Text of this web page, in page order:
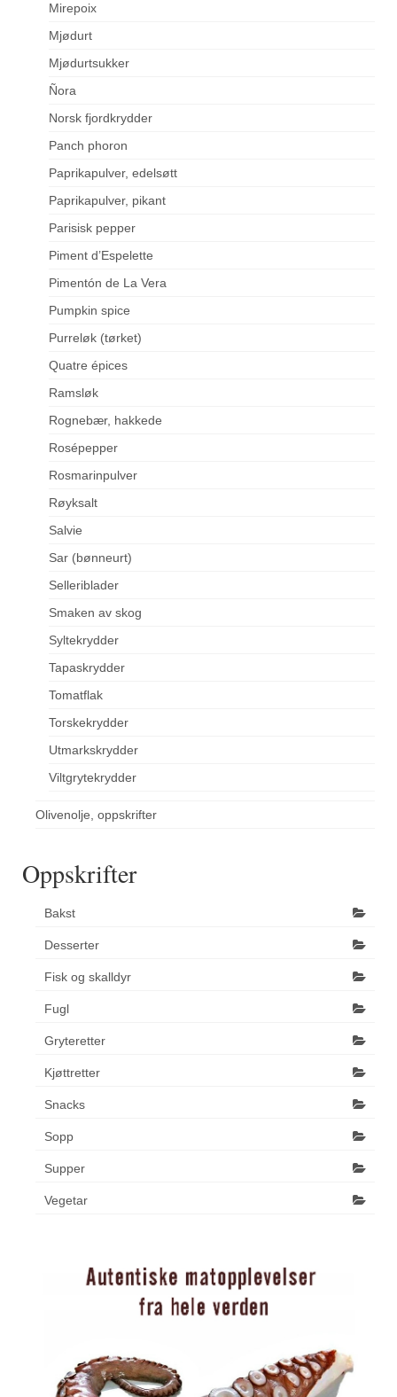
Mirepoix
Mjødurt
Mjødurtsukker
Ñora
Norsk fjordkrydder
Panch phoron
Paprikapulver, edelsøtt
Paprikapulver, pikant
Parisisk pepper
Piment d’Espelette
Pimentón de La Vera
Pumpkin spice
Purreløk (tørket)
Quatre épices
Ramsløk
Rognebær, hakkede
Rosépepper
Rosmarinpulver
Røyksalt
Salvie
Sar (bønneurt)
Selleriblader
Smaken av skog
Syltekrydder
Tapaskrydder
Tomatflak
Torskekrydder
Utmarkskrydder
Viltgrytekrydder
Olivenolje, oppskrifter
Oppskrifter
Bakst
Desserter
Fisk og skalldyr
Fugl
Gryteretter
Kjøttretter
Snacks
Sopp
Supper
Vegetar